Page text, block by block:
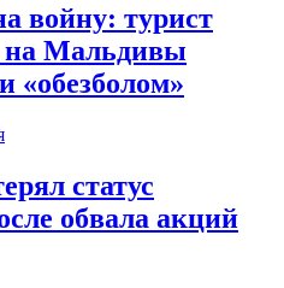
войну: турист
на Мальдивы
«обезболом»
статус
обвала акций